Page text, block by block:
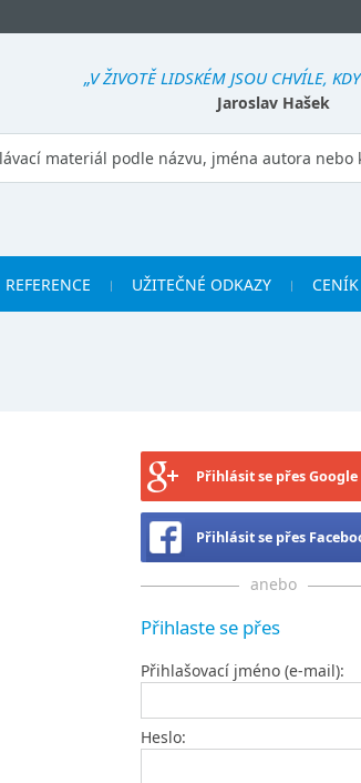
„V ŽIVOTĚ LIDSKÉM JSOU CHVÍLE,
Jaroslav Hašek
REFERENCE UŽITEČNÉ ODKAZY
Přihlásit se přes Google
Přihlásit se přes
anebo
Přihlaste se přes
Přihlašovací jméno (e-mail):
Heslo: